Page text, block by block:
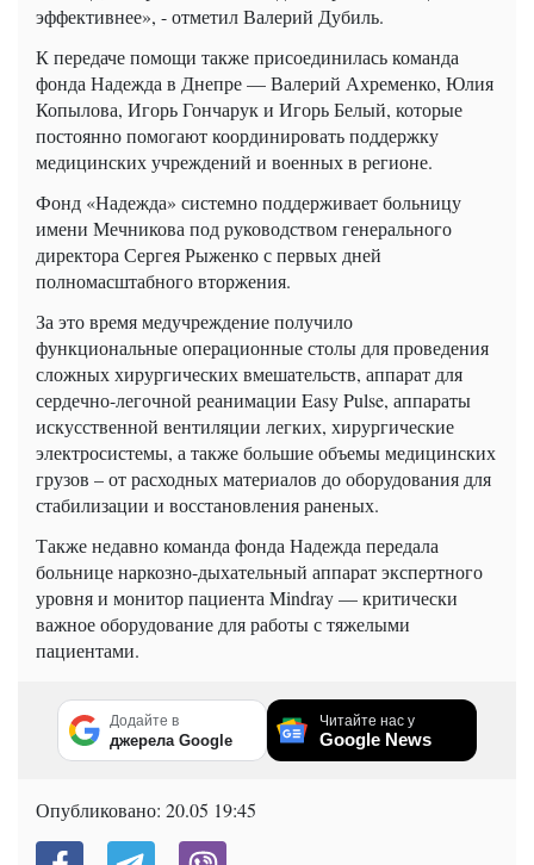
эффективнее», - отметил Валерий Дубиль.
К передаче помощи также присоединилась команда
фонда Надежда в Днепре — Валерий Ахременко, Юлия
Копылова, Игорь Гончарук и Игорь Белый, которые
постоянно помогают координировать поддержку
медицинских учреждений и военных в регионе.
Фонд «Надежда» системно поддерживает больницу
имени Мечникова под руководством генерального
директора Сергея Рыженко с первых дней
полномасштабного вторжения.
За это время медучреждение получило
функциональные операционные столы для проведения
сложных хирургических вмешательств, аппарат для
сердечно-легочной реанимации Easy Pulse, аппараты
искусственной вентиляции легких, хирургические
электросистемы, а также большие объемы медицинских
грузов – от расходных материалов до оборудования для
стабилизации и восстановления раненых.
Также недавно команда фонда Надежда передала
больнице наркозно-дыхательный аппарат экспертного
уровня и монитор пациента Mindray — критически
важное оборудование для работы с тяжелыми
пациентами.
Додайте в
джерела Google
Читайте нас у
Google News
Опубликовано: 20.05 19:45